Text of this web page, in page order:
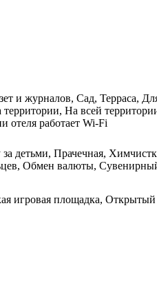
и журналов, Сад, Терраса,
На всей
отеля работает Wi-Fi
детьми, Прачечная,
Обмен валюты,
игровая площадка, Открытый